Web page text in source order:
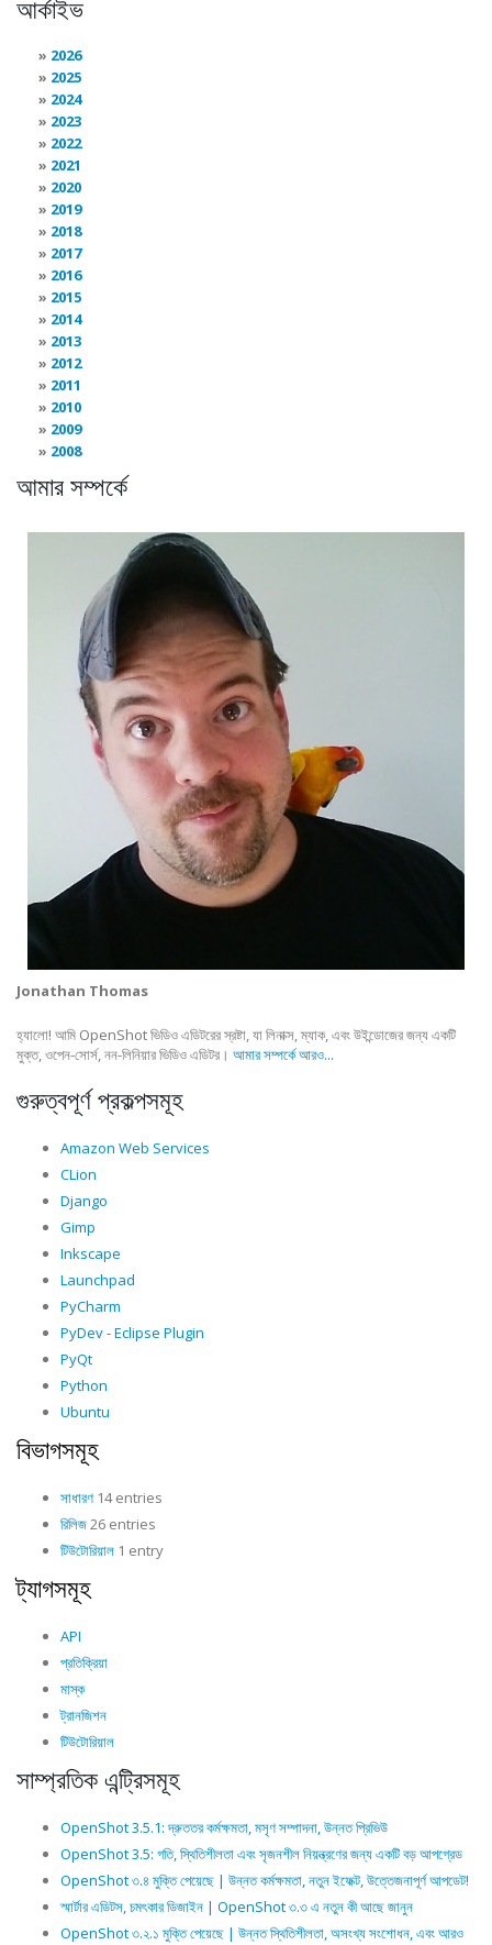
আর্কাইভ
2026
2025
2024
2023
2022
2021
2020
2019
2018
2017
2016
2015
2014
2013
2012
2011
2010
2009
2008
আমার সম্পর্কে
Jonathan Thomas
হ্যালো! আমি OpenShot ভিডিও এডিটরের স্রষ্টা, যা লিনাক্স, ম্যাক, এবং উইন্ডোজের জন্য একটি
মুক্ত, ওপেন-সোর্স, নন-লিনিয়ার ভিডিও এডিটর। আমার সম্পর্কে আরও...
গুরুত্বপূর্ণ প্রকল্পসমূহ
Amazon Web Services
CLion
Django
Gimp
Inkscape
Launchpad
PyCharm
PyDev - Eclipse Plugin
PyQt
Python
Ubuntu
বিভাগসমূহ
সাধারণ 14 entries
রিলিজ26 entries
টিউটোরিয়াল 1 entry
ট্যাগসমূহ
API
প্রতিক্রিয়া
মাস্ক
ট্রানজিশন
টিউটোরিয়াল
সাম্প্রতিক এন্ট্রিসমূহ
OpenShot 3.5.1: দ্রুততর কর্মক্ষমতা, মসৃণ সম্পাদনা, উন্নত প্রিভিউ
OpenShot 3.5: গতি, স্থিতিশীলতা এবং সৃজনশীল নিয়ন্ত্রণের জন্য একটি বড় আপগ্রেড
OpenShot ৩.৪ মুক্তি পেয়েছে | উন্নত কর্মক্ষমতা, নতুন ইফেক্ট, উত্তেজনাপূর্ণ আপডেট!
স্মার্টার এডিটস, চমৎকার ডিজাইন | OpenShot ৩.৩ এ নতুন কী আছে জানুন
OpenShot ৩.২.১ মুক্তি পেয়েছে | উন্নত স্থিতিশীলতা, অসংখ্য সংশোধন, এবং আরও